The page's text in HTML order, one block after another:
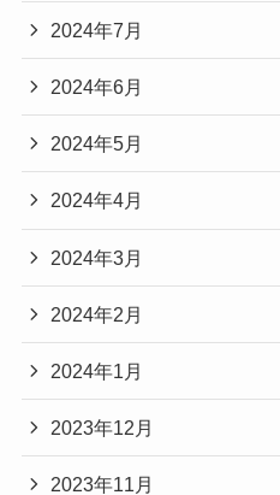
2024年7月
2024年6月
2024年5月
2024年4月
2024年3月
2024年2月
2024年1月
2023年12月
2023年11月